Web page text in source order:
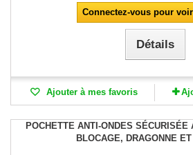
Connectez-vous pour
Détails
Ajouter à mes favoris
POCHETTE ANTI-ONDES
BLOCAGE, DRAGONNE